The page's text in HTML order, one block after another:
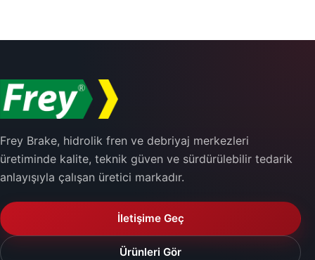
Frey Brake, hidrolik fren ve debriyaj merkezleri
üretiminde kalite, teknik güven ve sürdürülebilir tedarik
anlayışıyla çalışan üretici markadır.
İletişime Geç
Ürünleri Gör